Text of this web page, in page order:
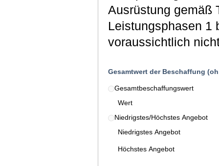
Ausrüstung gemäß
Leistungsphasen 1
voraussichtlich
Gesamtwert der Beschaffung
Gesamtbeschaffungswert
Wert
Niedrigstes/Höchstes Angebot
Niedrigstes Angebot
Höchstes Angebot